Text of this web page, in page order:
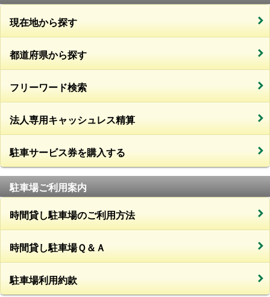
現在地から探す
都道府県から探す
フリーワード検索
法人専用キャッシュレス精算
駐車サービス券を購入する
駐車場ご利用案内
時間貸し駐車場のご利用方法
時間貸し駐車場Ｑ＆Ａ
駐車場利用約款